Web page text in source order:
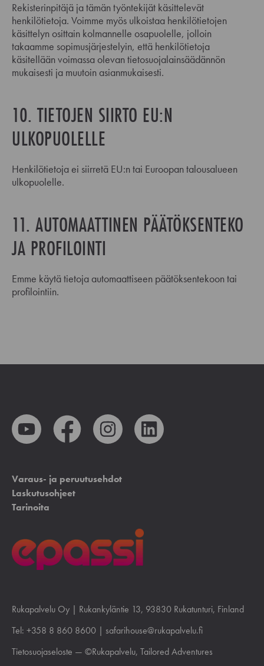
Rekisterinpitäjä ja tämän työntekijät käsittelevät
henkilötietoja. Voimme myös ulkoistaa henkilötietojen
käsittelyn osittain kolmannelle osapuolelle, jolloin
takaamme sopimusjärjestelyin, että henkilötietoja
käsitellään voimassa olevan tietosuojalainsäädännön
mukaisesti ja muutoin asianmukaisesti.
10. TIETOJEN SIIRTO EU:N
ULKOPUOLELLE
Henkilötietoja ei siirretä EU:n tai Euroopan talousalueen
ulkopuolelle.
11. AUTOMAATTINEN PÄÄTÖKSENTEKO
JA PROFILOINTI
Emme käytä tietoja automaattiseen päätöksentekoon tai
profilointiin.
Rukapalvelu Oy | Rukankyläntie 13, 93830 Rukatunturi, Finland
Tel: +358 8 860 8600 | safarihouse@rukapalvelu.fi
Tietosuojaseloste — ©Rukapalvelu, Tailored Adventures
Varaus- ja peruutusehdot
Laskutusohjeet
Tarinoita